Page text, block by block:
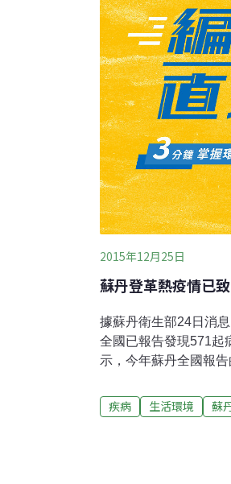
影響較大，
2015年12月25日
蘇丹登革熱疫情已
據蘇丹衛生部24日消
全國已報告發現571起
示，今年蘇丹全國報
病患集中在疫情最為
遣的醫療專家組已抵
疾病 生活環境 蘇